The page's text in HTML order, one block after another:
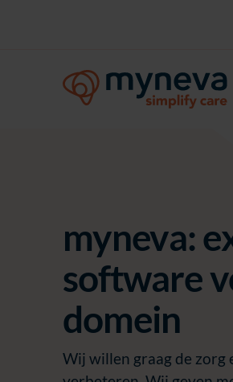
myneva:
software
domein
Wij willen graag de zorg